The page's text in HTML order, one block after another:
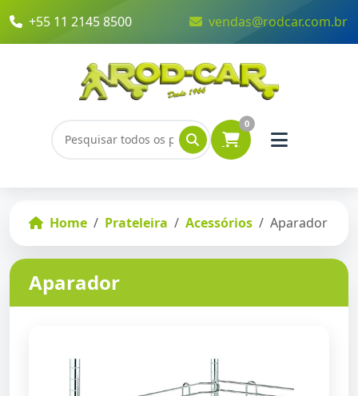
+55 11 2145 8500 vendas@rodcar.com.br
0
Home Prateleira Acessórios Aparador
Aparador